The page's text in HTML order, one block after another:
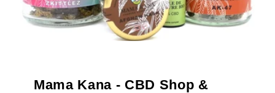
Mama Kana - CBD Shop &